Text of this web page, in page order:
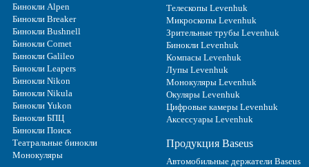
Бинокли Alpen
Бинокли Breaker
Бинокли Bushnell
Бинокли Comet
Бинокли Galileo
Бинокли Leapers
Бинокли Nikon
Бинокли Nikula
Бинокли Yukon
Бинокли БПЦ
Бинокли Поиск
Театральные бинокли
Монокуляры
Телескопы Levenhuk
Микроскопы Levenhuk
Зрительные трубы Levenhuk
Бинокли Levenhuk
Компасы Levenhuk
Лупы Levenhuk
Монокуляры Levenhuk
Окуляры Levenhuk
Цифровые камеры Levenhuk
Аксессуары Levenhuk
Продукция Baseus
Автомобильные держатели Baseus